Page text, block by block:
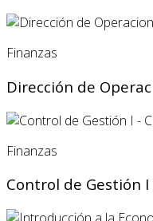
Finanzas
Dirección de
Finanzas
Control de Gestión